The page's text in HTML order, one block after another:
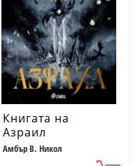
Книгата на
Азраил
Амбър В. Никол